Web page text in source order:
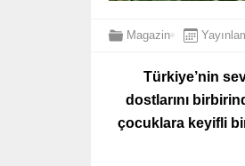
Magazin
Türkiye’nin
dostlarını
çocuklara keyifli